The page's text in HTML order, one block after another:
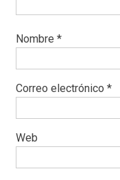
Nombre *
Correo electrónico *
Web